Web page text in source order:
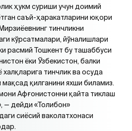
ҳукм суриши учун доимий
саъй-ҳаракатларини юқори
тинчликни
кўрсатмалари, йўналишлари
расмий Тошкент бу ташаббуси
ёки Ўзбекистон, балки
тинчлик ва осуда
қилганини яхши биламиз.
Афғонистонни қайта тиклаш
— дейди «Толибон»
сиёсий ваколатхонаси